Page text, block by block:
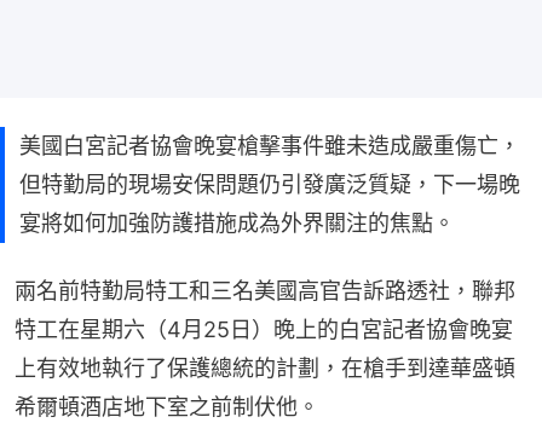
美國白宮記者協會晚宴槍擊事件雖未造成嚴重傷亡，
但特勤局的現場安保問題仍引發廣泛質疑，下一場晚
宴將如何加強防護措施成為外界關注的焦點。
兩名前特勤局特工和三名美國高官告訴路透社，聯邦
特工在星期六（4月25日）晚上的白宮記者協會晚宴
上有效地執行了保護總統的計劃，在槍手到達華盛頓
希爾頓酒店地下室之前制伏他。